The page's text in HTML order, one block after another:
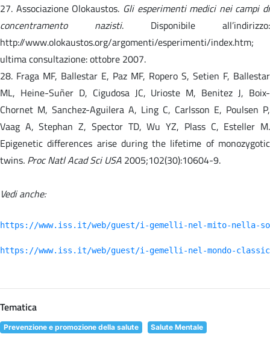
27. Associazione Olokaustos. Gli esperimenti medici nei campi di
concentramento nazisti. Disponibile all’indirizzo:
http://www.olokaustos.org/argomenti/esperimenti/index.htm;
ultima consultazione: ottobre 2007.
28. Fraga MF, Ballestar E, Paz MF, Ropero S, Setien F, Ballestar
ML, Heine-Suñer D, Cigudosa JC, Urioste M, Benitez J, Boix-
Chornet M, Sanchez-Aguilera A, Ling C, Carlsson E, Poulsen P,
Vaag A, Stephan Z, Spector TD, Wu YZ, Plass C, Esteller M.
Epigenetic differences arise during the lifetime of monozygotic
twins. Proc Natl Acad Sci USA 2005;102(30):10604-9.
Vedi anche:
https://www.iss.it/web/guest/i-gemelli-nel-mito-nella-
https://www.iss.it/web/guest/i-gemelli-nel-mondo-
Tematica
Prevenzione e promozione della salute Salute Mentale